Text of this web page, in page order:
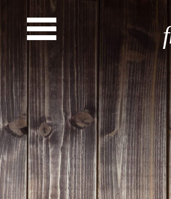
Start
Entdecke dein
News
Veranstaltungen
Rückblicke
Newsletter
Die LandesEhrenamtsagentur
Publikationen
Ansprechpartner
Ehrenamt hat viele